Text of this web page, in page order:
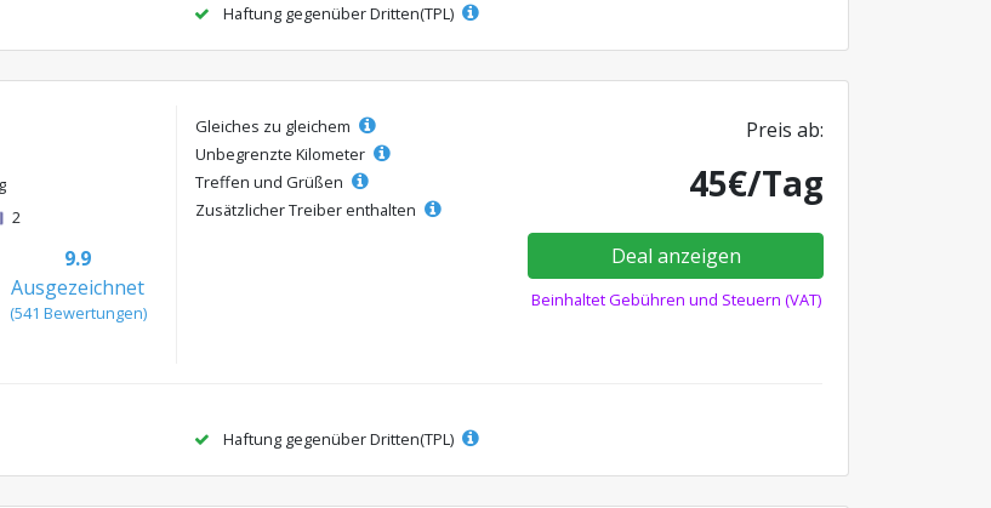
Haftung gegenüber Dritten(TPL)
2
9.9
Ausgezeichnet
(541 Bewertungen)
Gleiches zu gleichem
Unbegrenzte Kilometer
Treffen und Grüßen
Zusätzlicher Treiber enthalten
Preis ab:
45€/Tag
Deal anzeigen
Beinhaltet Gebühren und Steuern (VAT)
Haftung gegenüber Dritten(TPL)